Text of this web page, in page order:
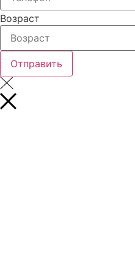
Возраст
Отправить